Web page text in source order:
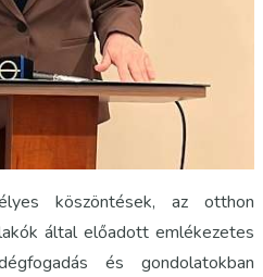
köszöntések, az otthon
által előadott emlékezetes
és gondolatokban